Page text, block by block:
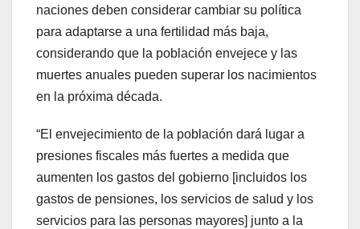
naciones deben considerar cambiar su política
para adaptarse a una fertilidad más baja,
considerando que la población envejece y las
muertes anuales pueden superar los nacimientos
en la próxima década.
“El envejecimiento de la población dará lugar a
presiones fiscales más fuertes a medida que
aumenten los gastos del gobierno [incluidos los
gastos de pensiones, los servicios de salud y los
servicios para las personas mayores] junto a la